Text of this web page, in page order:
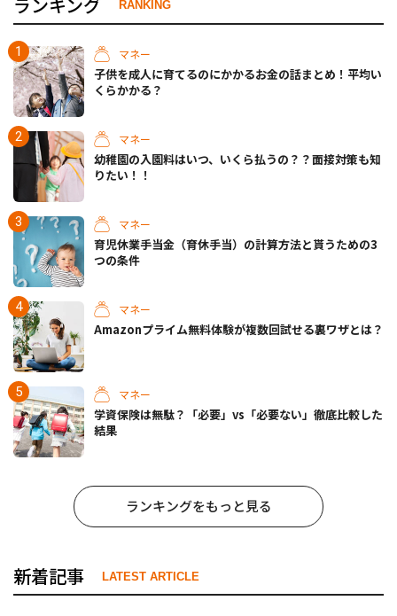
RANKING
マネー
子供を成人に育てるのにかかるお金の話まとめ！平均い
くらかかる？
マネー
幼稚園の入園料はいつ、いくら払うの？？面接対策も知
りたい！！
マネー
育児休業手当金（育休手当）の計算方法と貰うための3
つの条件
マネー
Amazonプライム無料体験が複数回試せる裏ワザとは？
マネー
学資保険は無駄？「必要」vs「必要ない」徹底比較した
結果
ランキングをもっと見る
新着記事 LATEST ARTICLE